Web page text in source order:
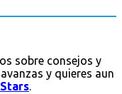
sobre consejos y
y quieres aun
.